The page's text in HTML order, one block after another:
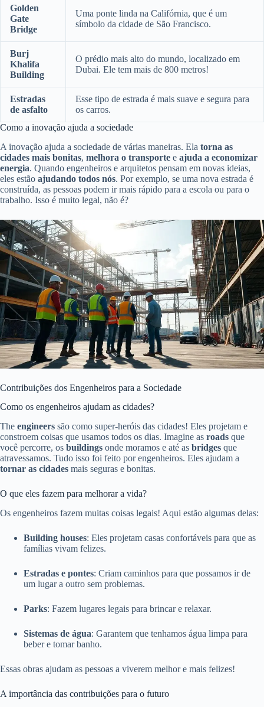
Golden
Gate
Bridge
Uma ponte linda na Califórnia, que é um
símbolo da cidade de São Francisco.
Burj
Khalifa
Building
O prédio mais alto do mundo, localizado em
Dubai. Ele tem mais de 800 metros!
Estradas
de asfalto
Esse tipo de estrada é mais suave e segura para
os carros.
Como a inovação ajuda a sociedade
A inovação ajuda a sociedade de várias maneiras. Ela torna as
cidades mais bonitas, melhora o transporte e ajuda a economizar
energia. Quando engenheiros e arquitetos pensam em novas ideias,
eles estão ajudando todos nós. Por exemplo, se uma nova estrada é
construída, as pessoas podem ir mais rápido para a escola ou para o
trabalho. Isso é muito legal, não é?
Contribuições dos Engenheiros para a Sociedade
Como os engenheiros ajudam as cidades?
The engineers são como super-heróis das cidades! Eles projetam e
constroem coisas que usamos todos os dias. Imagine as roads que
você percorre, os buildings onde moramos e até as bridges que
atravessamos. Tudo isso foi feito por engenheiros. Eles ajudam a
tornar as cidades mais seguras e bonitas.
O que eles fazem para melhorar a vida?
Os engenheiros fazem muitas coisas legais! Aqui estão algumas delas:
Building houses: Eles projetam casas confortáveis para que as
famílias vivam felizes.
Estradas e pontes: Criam caminhos para que possamos ir de
um lugar a outro sem problemas.
Parks: Fazem lugares legais para brincar e relaxar.
Sistemas de água: Garantem que tenhamos água limpa para
beber e tomar banho.
Essas obras ajudam as pessoas a viverem melhor e mais felizes!
A importância das contribuições para o futuro